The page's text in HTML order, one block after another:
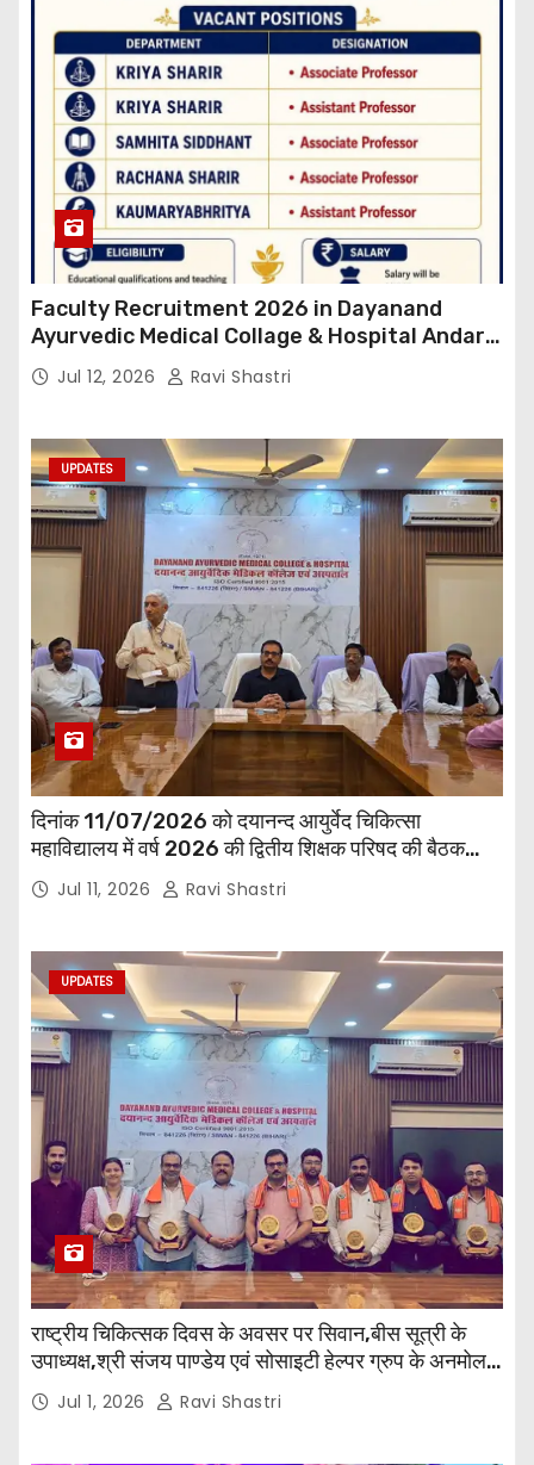
Faculty Recruitment 2026 in Dayanand
Ayurvedic Medical Collage & Hospital Andar
Road ,Siwan
Jul 12, 2026 Ravi Shastri
UPDATES
दिनांक 11/07/2026 को दयानन्द आयुर्वेद चिकित्सा
महाविद्यालय में वर्ष 2026 की द्वितीय शिक्षक परिषद की बैठक
प्राचार्य की अध्यक्षता में हुई। बैठक मे महाविद्यालय सभी
विभागाध्यक्ष एवं शिक्षक सम्मिलित हुए।
Jul 11, 2026 Ravi Shastri
UPDATES
राष्ट्रीय चिकित्सक दिवस के अवसर पर सिवान,बीस सूत्री के
उपाध्यक्ष,श्री संजय पाण्डेय एवं सोसाइटी हेल्पर ग्रुप के अनमोल
जी तथा इनर व्हील क्लब की अध्यक्षा श्रीमती आरती अलोक वर्मा
एवं उनकी टीम द्वारा महाविद्यालय के प्राचार्य डॉ. सुधांशु शेखर
Jul 1, 2026 Ravi Shastri